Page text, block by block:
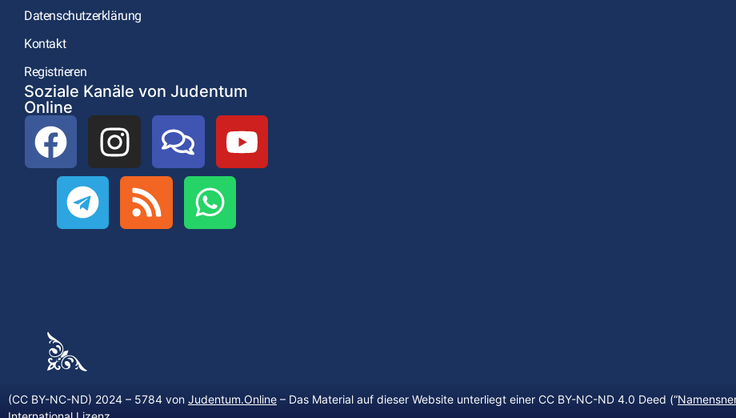
Datenschutzerklärung
Kontakt
Registrieren
Soziale Kanäle von Judentum
Online
(CC BY-NC-ND) 2024 – 5784 von Judentum.Online – Das Material auf dieser Website unterliegt einer CC BY-NC-ND 4.0 Deed (“